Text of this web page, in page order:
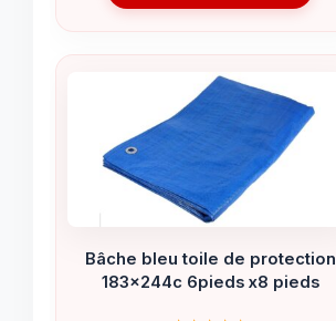
Bâche bleu toile de protection
183x244c 6pieds x8 pieds